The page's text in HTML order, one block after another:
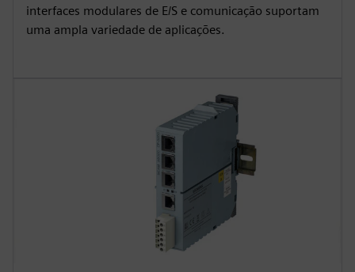
interfaces modulares de E/S e comunicação suportam
uma ampla variedade de aplicações.